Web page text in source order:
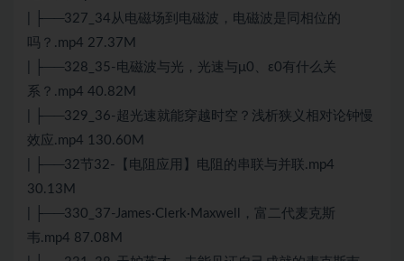
| ├──327_34从电磁场到电磁波，电磁波是同相位的
吗？.mp4 27.37M
| ├──328_35-电磁波与光，光速与μ0、ε0有什么关
系？.mp4 40.82M
| ├──329_36-超光速就能穿越时空？浅析狭义相对论钟慢
效应.mp4 130.60M
| ├──32节32-【电阻应用】电阻的串联与并联.mp4
30.13M
| ├──330_37-James·Clerk·Maxwell，富二代麦克斯
韦.mp4 87.08M